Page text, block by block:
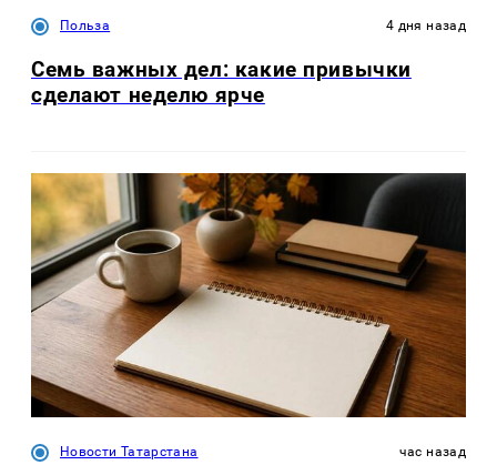
Польза 4 дня назад
Семь важных дел: какие привычки
сделают неделю ярче
Новости Татарстана час назад